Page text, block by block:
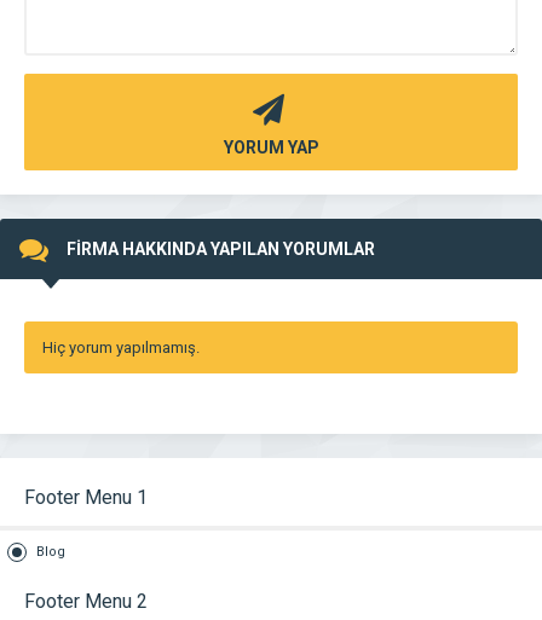
YORUM YAP
FİRMA HAKKINDA YAPILAN YORUMLAR
Hiç yorum yapılmamış.
Footer Menu 1
Blog
Footer Menu 2